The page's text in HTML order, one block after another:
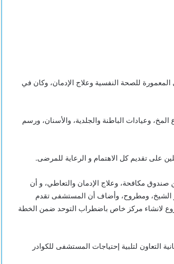
للصحة النفسية وعلاج الإدمان، وكان في
وعيادات الباطنة والجلدية، والأسنان، ورسم
على تقديم كل الاهتمام و الرعاية للمرضى.
مكافحة، وعلاج الإدمان والتعاطي، و أن
الشيخ، ومطروح، وأضاف أن المستشفى تقدم
لانشاء مركز خاص باضطراب التوحد ضمن الخطة
التعاون لتلبية إحتياجات المستشفى للكوادر